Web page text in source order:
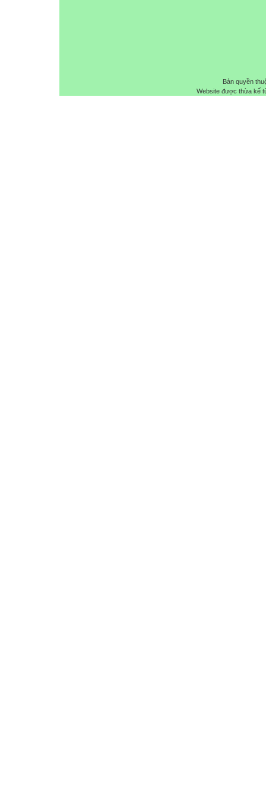
Bản quyền
Website được thừa kế